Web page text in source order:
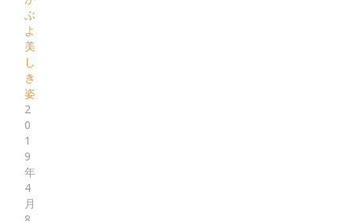
ぶ
よ
美
し
き
姿
2
0
1
9
年
4
月